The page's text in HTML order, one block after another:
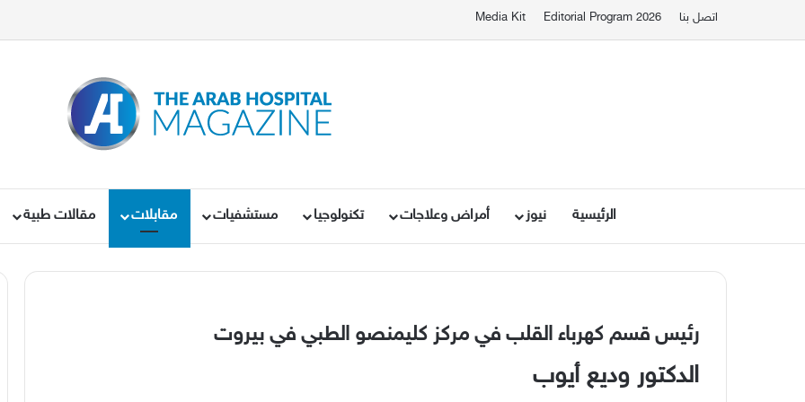
اتصل بنا Editorial Program 2026
Media Kit
الرئيسية نيوز أمراض وعلاجات تكنولوجيا مستشفيات مقابلات مقالات طبية
رئيس قسم كهرباء القلب في مركز كليمنصو الطبي في بيروت
الدكتور وديع أيوب